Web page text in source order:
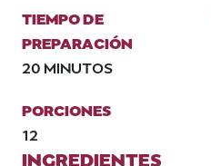
TIEMPO DE
PREPARACIÓN
20 MINUTOS
PORCIONES
12
INGREDIENTES